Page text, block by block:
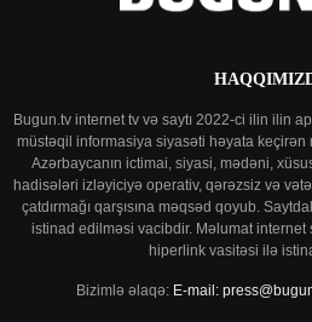
Bugun.tv internet tv və saytı 2022-ci ilin ilin
müstəqil informasiya siyasəti həyata
Azərbaycanın ictimai, siyasi, mədəni,
hadisələri izləyiciyə operativ, qərəzsiz və
çatdırmağı qarşısına məqsəd qoyub.
istinad edilməsi vacibdir. Məlumat
hiperlink vasitəsi ilə
Bizimlə əlaqə: E-mail: